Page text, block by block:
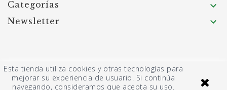
Categorías 
Newsletter 
Esta tienda utiliza cookies y otras tecnologías para
mejorar su experiencia de usuario. Si continúa
navegando, consideramos que acepta su uso.
© 2026 Garden Hortum SL - Página desarrollada
por JASBAT: Servicios informáticos